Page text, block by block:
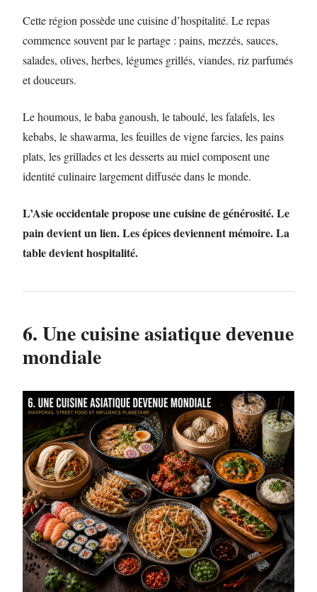
Cette région possède une cuisine d’hospitalité. Le repas
commence souvent par le partage : pains, mezzés, sauces,
salades, olives, herbes, légumes grillés, viandes, riz parfumés
et douceurs.
Le houmous, le baba ganoush, le taboulé, les falafels, les
kebabs, le shawarma, les feuilles de vigne farcies, les pains
plats, les grillades et les desserts au miel composent une
identité culinaire largement diffusée dans le monde.
L’Asie occidentale propose une cuisine de générosité. Le
pain devient un lien. Les épices deviennent mémoire. La
table devient hospitalité.
6. Une cuisine asiatique devenue
mondiale